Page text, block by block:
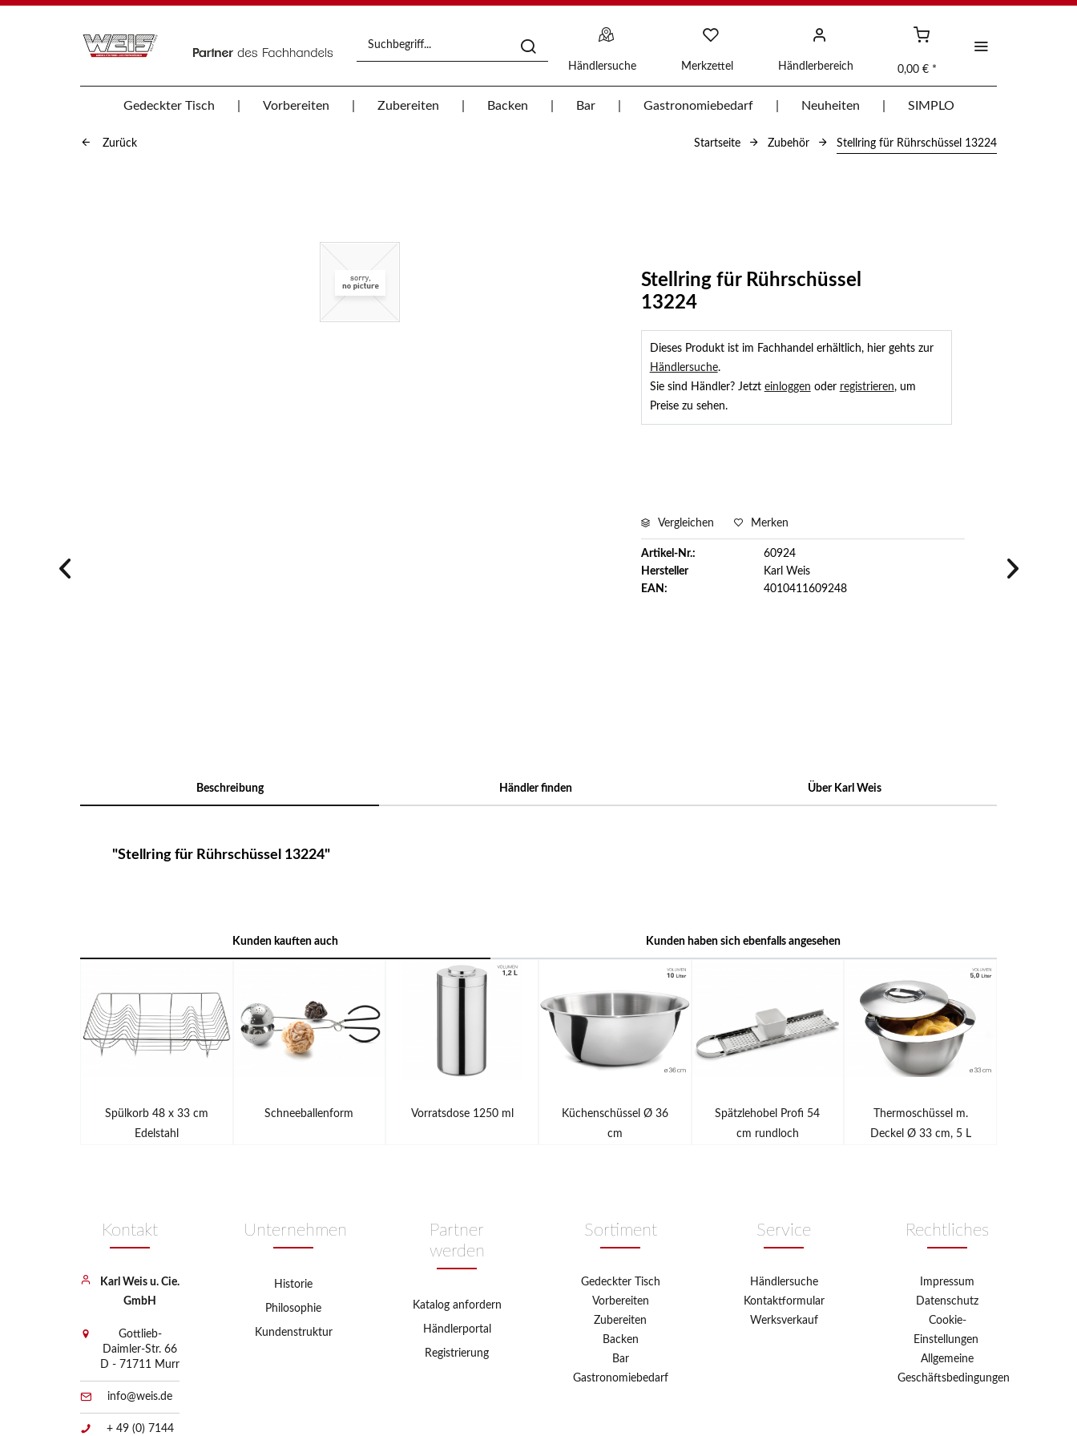
Händlersuche Merkzettel Händlerbereich 0,00 € *
Gedeckter Tisch Vorbereiten Zubereiten Backen Bar Gastronomiebedarf Neuheiten SIMPLO
Zurück Startseite Zubehör Stellring für Rührschüssel 13224
Stellring für Rührschüssel
13224
Dieses Produkt ist im Fachhandel erhältlich, hier gehts zur
Händlersuche.
Sie sind Händler? Jetzt einloggen oder registrieren, um
Preise zu sehen.
Vergleichen Merken
Artikel-Nr.:
60924
Hersteller
Karl Weis
EAN:
4010411609248
Beschreibung Händler finden Über Karl Weis
"Stellring für Rührschüssel 13224"
Kunden kauften auch Kunden haben sich ebenfalls angesehen
Spülkorb 48 x 33 cm
Edelstahl
Schneeballenform Vorratsdose 1250 ml
Küchenschüssel Ø 36
cm
Spätzlehobel Profi 54
cm rundloch
Thermoschüssel m.
Deckel Ø 33 cm, 5 L
Rechtliches
Impressum
Datenschutz
Cookie-
Einstellungen
Allgemeine
Geschäftsbedingungen
Unternehmen
Historie
Philosophie
Kundenstruktur
Partner
werden
Katalog anfordern
Händlerportal
Registrierung
Kontakt
Karl Weis u. Cie.
GmbH
Gottlieb-
Daimler-Str. 66
D - 71711 Murr
info@weis.de
+ 49 (0) 7144
Sortiment
Gedeckter Tisch
Vorbereiten
Zubereiten
Backen
Bar
Gastronomiebedarf
Service
Händlersuche
Kontaktformular
Werksverkauf